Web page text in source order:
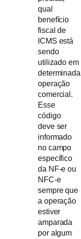
qual
benefício
fiscal de
ICMS está
sendo
utilizado em
determinada
operação
comercial.
Esse
código
deve ser
informado
no campo
específico
da NF-e ou
NFC-e
sempre que
a operação
estiver
amparada
por algum